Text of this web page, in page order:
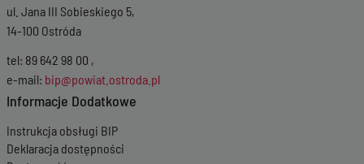
ul. Jana III Sobieskiego 5,
14-100 Ostróda
tel: 89 642 98 00 ,
e-mail: bip@powiat.ostroda.pl
Informacje Dodatkowe
Instrukcja obsługi BIP
Deklaracja dostępności